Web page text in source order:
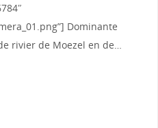
Dominante
rivier de Moezel en de…